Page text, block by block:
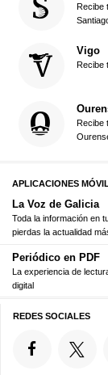
Recibe
Vigo
Recibe
Recibe
APLICACIONES
La Voz de Galicia
Toda la información en
pierdas la actualidad
Periódico en PDF
La experiencia de
digital
REDES SOCIALES